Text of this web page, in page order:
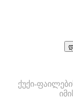
ქუქი-